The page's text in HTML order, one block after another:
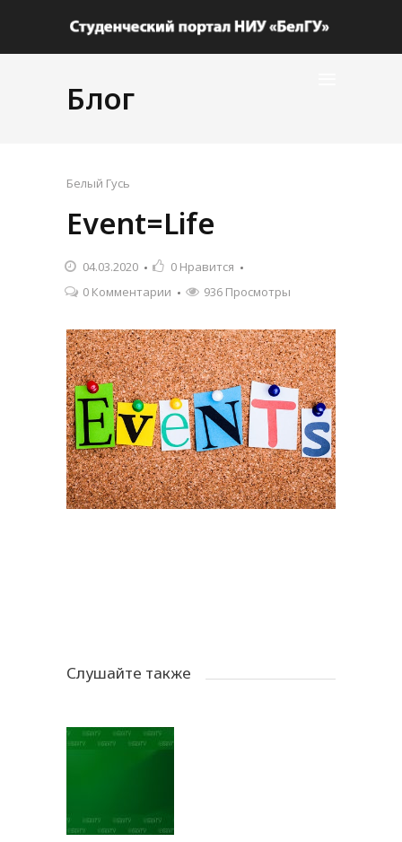
Блог
Белый Гусь
Event=Life
04.03.2020 0 Нравится
0 Комментарии
936 Просмотры
Слушайте также